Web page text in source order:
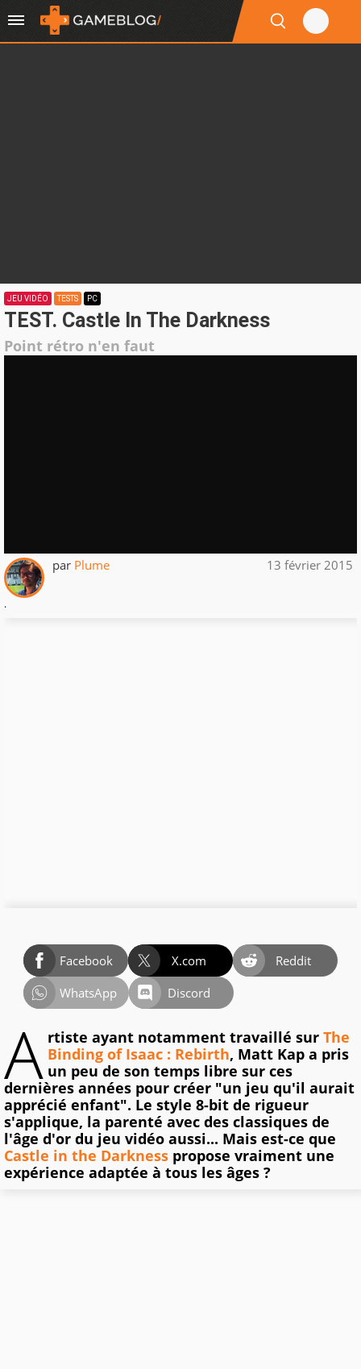
JEU VIDÉO TESTS PC
TEST. Castle In The Darkness
Point rétro n'en faut
par Plume 13 février 2015
.
Facebook X.com
Reddit
WhatsApp
Discord
A rtiste ayant notamment travaillé sur The
Binding of Isaac : Rebirth, Matt Kap a pris
un peu de son temps libre sur ces
dernières années pour créer "un jeu qu'il aurait
apprécié enfant". Le style 8-bit de rigueur
s'applique, la parenté avec des classiques de
l'âge d'or du jeu vidéo aussi... Mais est-ce que
Castle in the Darkness propose vraiment une
expérience adaptée à tous les âges ?